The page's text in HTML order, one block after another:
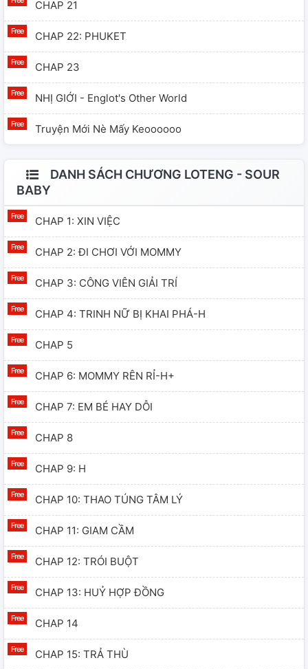
cô. Cuối cùng vẫn phải làm thụ cho người ta thỏa mãn.
CHAP 21
CHAP 22: PHUKET
CHAP 23
NHỊ GIỚI - Englot's Other World
Truyện Mới Nè Mấy Keoooooo
DANH SÁCH CHƯƠNG LOTENG - SOUR
BABY
CHAP 1: XIN VIỆC
CHAP 2: ĐI CHƠI VỚI MOMMY
CHAP 3: CÔNG VIÊN GIẢI TRÍ
CHAP 4: TRINH NỮ BỊ KHAI PHÁ-H
CHAP 5
CHAP 6: MOMMY RÊN RỈ-H+
CHAP 7: EM BÉ HAY DỖI
CHAP 8
CHAP 9: H
CHAP 10: THAO TÚNG TÂM LÝ
CHAP 11: GIAM CẦM
CHAP 12: TRÓI BUỘT
CHAP 13: HUỶ HỢP ĐỒNG
CHAP 14
CHAP 15: TRẢ THÙ